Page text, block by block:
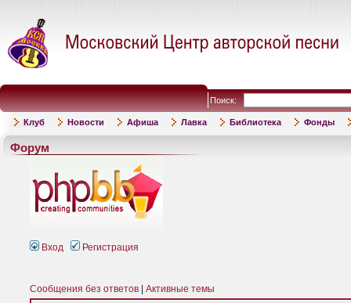
Поиск:
Клуб Новости Афиша Лавка Библиотека Фонды
Форум
Вход Регистрация
Сообщения без ответов Активные темы